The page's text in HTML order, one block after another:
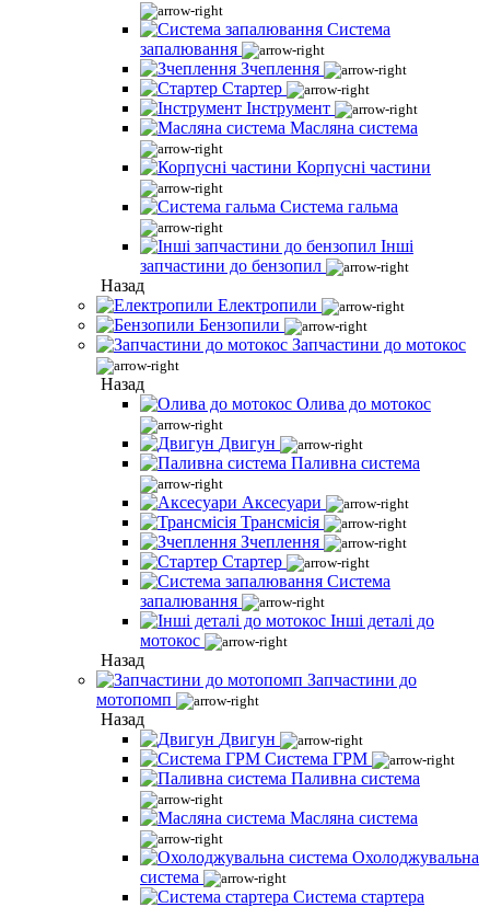
Система
запалювання
Зчеплення
Стартер
Інструмент
Масляна система
Корпусні частини
Система гальма
Інші
запчастини до бензопил
Назад
Електропили
Бензопили
Запчастини до мотокос
Назад
Олива до мотокос
Двигун
Паливна система
Аксесуари
Трансмісія
Зчеплення
Стартер
Система
запалювання
Інші деталі до
мотокос
Назад
Запчастини до
мотопомп
Назад
Двигун
Система ГРМ
Паливна система
Масляна система
Охолоджувальна
система
Система стартера